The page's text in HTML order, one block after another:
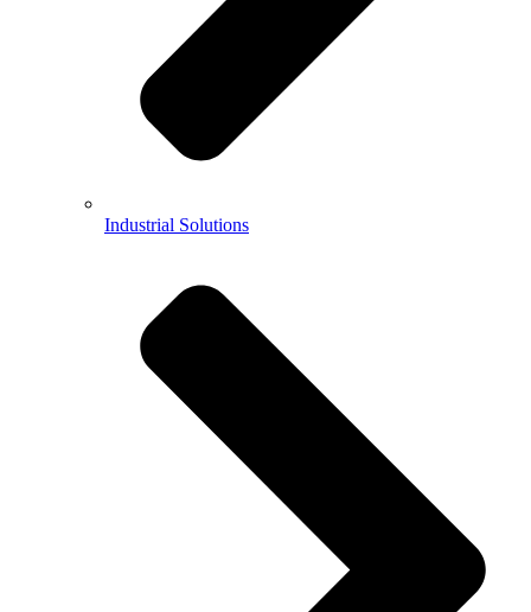
Industrial Solutions